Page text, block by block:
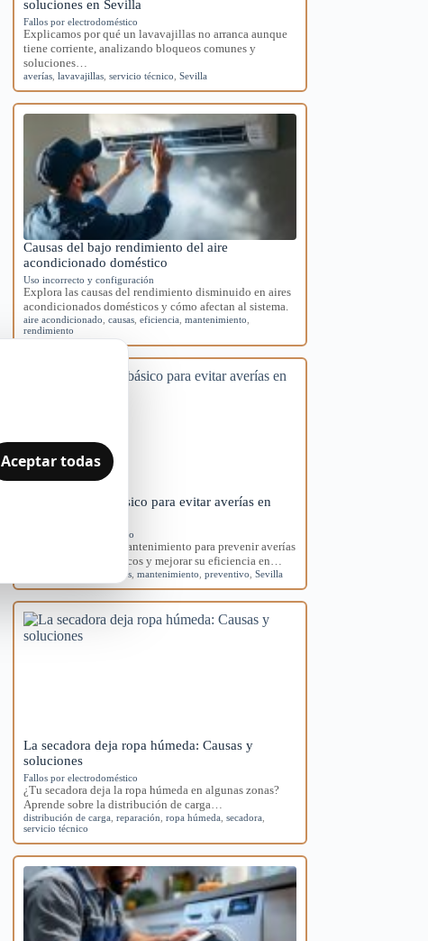
soluciones en Sevilla
Fallos por electrodoméstico
Explicamos por qué un lavavajillas no arranca aunque
tiene corriente, analizando bloqueos comunes y
soluciones…
averías ,lavavajillas ,servicio técnico ,Sevilla
Causas del bajo rendimiento del aire
acondicionado doméstico
Uso incorrecto y configuración
Explora las causas del rendimiento disminuido en aires
acondicionados domésticos y cómo afectan al sistema.
aire acondicionado ,causas ,eficiencia ,mantenimiento
rendimiento
Mantenimiento básico para evitar averías en
Mantenimiento preventivo
Aprende rutinas de mantenimiento para prevenir averías
en tus electrodomésticos y mejorar su eficiencia en…
electrodomésticos ,mantenimiento ,preventivo ,Sevilla
La secadora deja ropa húmeda: Causas y
soluciones
Fallos por electrodoméstico
¿Tu secadora deja la ropa húmeda en algunas zonas?
Aprende sobre la distribución de carga…
distribución de carga ,reparación ,ropa húmeda ,secadora
servicio técnico
Aceptar todas